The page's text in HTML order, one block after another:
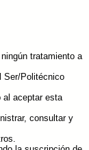
tratamiento a
Ser/Politécnico
al aceptar esta
consultar y